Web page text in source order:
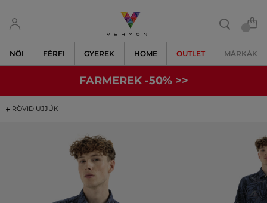
NŐI FÉRFI GYEREK HOME OUTLET MÁRKÁK
FARMEREK -50% >>
RÖVID UJJÚK